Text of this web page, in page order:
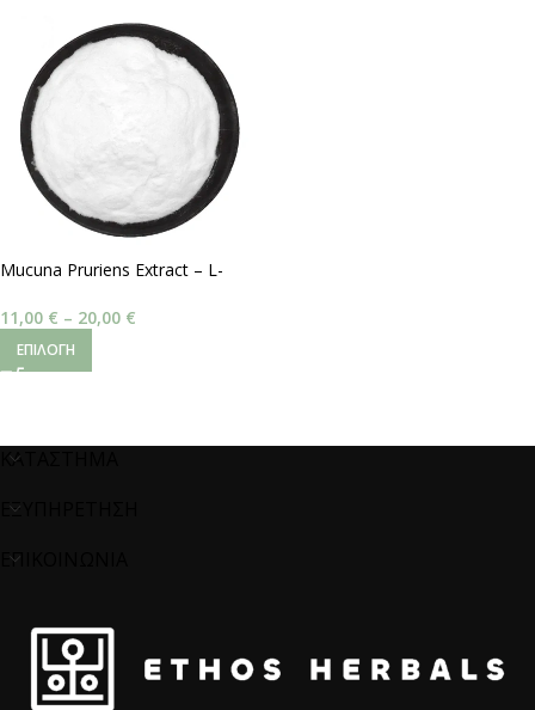
Mucuna Pruriens Extract – L-
11,00 € – 20,00 €
ΕΠΙΛΟΓΉ
ΚΑΤΑΣΤΗΜΑ
ΕΞΥΠΗΡΕΤΗΣΗ
ΕΠΙΚΟΙΝΩΝΙΑ